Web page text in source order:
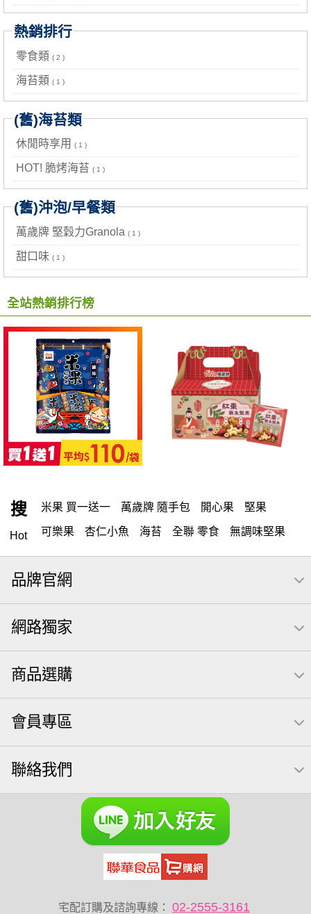
熱銷排行
零食類 ( 2 )
海苔類 ( 1 )
(舊)海苔類
休閒時享用 ( 1 )
HOT! 脆烤海苔 ( 1 )
(舊)沖泡/早餐類
萬歲牌 堅穀力Granola ( 1 )
甜口味 ( 1 )
全站熱銷排行榜
搜
Hot
米果 買一送一 萬歲牌 隨手包 開心果 堅果
可樂果 杏仁小魚 海苔 全聯 零食 無調味堅果
隨手包 無調味 全聯 禮盒 綜合纖果 堅穀力
薯條
栗 椒鹽 米果 甘栗 飲 全聯 拜拜 萬歲牌
桶裝
三角壽司海苔 核桃 三角 綜合堅果 萬歲牌; 堅果
三角飯糰
【萬歲牌】每日堅果系列 小魚 無調味綜合堅果
豌豆
萬歲牌 米果 桶裝堅果 果乾 芝麻 禮盒
芥末 可樂果
萬歲牌 蔓越莓 全聯 海苔 榛果
萬歲牌 堅果小包裝活力堅果 無加糖
Diy飯糰 烘焙 蜜汁腰果 夏威夷
元氣什穀堅果飲 萬歲牌小魚
品牌官網
網路獨家
商品選購
會員專區
聯絡我們
宅配訂購及諮詢專線： 02-2555-3161